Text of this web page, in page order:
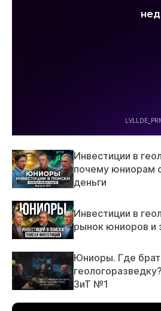
Инвестиции в
почему юниорам
деньги
Инвестиции в
рынок юниоров и
Юниоры. Где
ЗиТ №1